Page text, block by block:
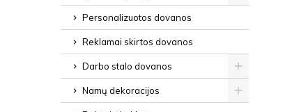
Personalizuotos dovanos
Reklamai skirtos dovanos
Darbo stalo dovanos
Namų dekoracijos